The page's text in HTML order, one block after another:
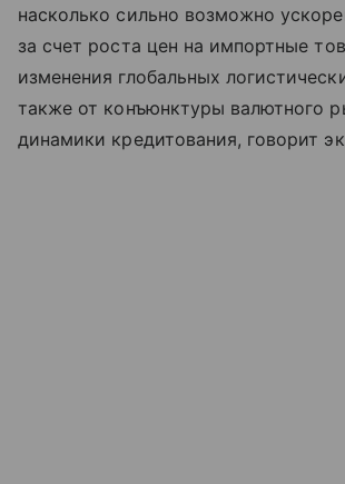
насколько сильно возможно
за счет роста цен на импортные
изменения глобальных
также от конъюнктуры валютного
динамики кредитования, говорит